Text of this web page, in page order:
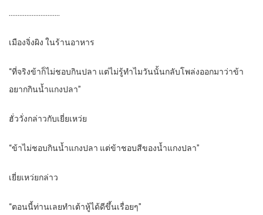
………………………..
เมืองจิ่งผิง ในร้านอาหาร
“ที่จริงข้าก็ไม่ชอบกินปลา แต่ไม่รู้ทำไมวันนั้นกลับโพล่งออกมาว่าข้า
อยากกินน้ำแกงปลา”
ฮั่ววั่งกล่าวกับเยี่ยเหว่ย
“ข้าไม่ชอบกินน้ำแกงปลา แต่ข้าชอบสีของน้ำแกงปลา”
เยี่ยเหว่ยกล่าว
“ตอนนี้ท่านเลยทำเต้าหู้ได้ดีขึ้นเรื่อยๆ”